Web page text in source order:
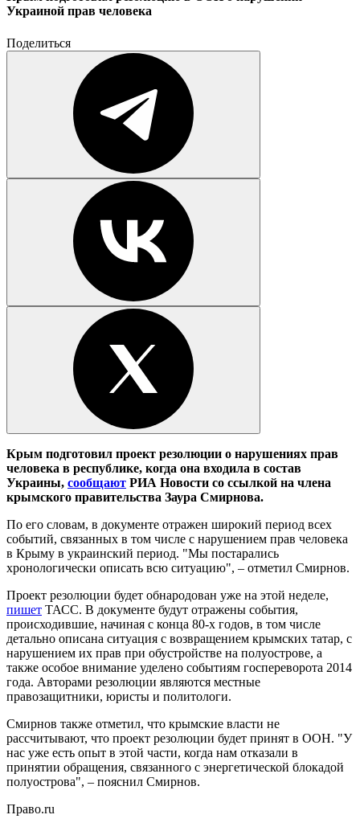
Украиной прав человека
Поделиться
Крым подготовил проект резолюции о нарушениях прав
человека в республике, когда она входила в состав
Украины, сообщают РИА Новости со ссылкой на члена
крымского правительства Заура Смирнова.
По его словам, в документе отражен широкий период всех
событий, связанных в том числе с нарушением прав человека
в Крыму в украинский период. "Мы постарались
хронологически описать всю ситуацию", – отметил Смирнов.
Проект резолюции будет обнародован уже на этой неделе,
пишет ТАСС. В документе будут отражены события,
происходившие, начиная с конца 80-х годов, в том числе
детально описана ситуация с возвращением крымских татар, с
нарушением их прав при обустройстве на полуострове, а
также особое внимание уделено событиям госпереворота 2014
года. Авторами резолюции являются местные
правозащитники, юристы и политологи.
Смирнов также отметил, что крымские власти не
рассчитывают, что проект резолюции будет принят в ООН. "У
нас уже есть опыт в этой части, когда нам отказали в
принятии обращения, связанного с энергетической блокадой
полуострова", – пояснил Смирнов.
Право.ru